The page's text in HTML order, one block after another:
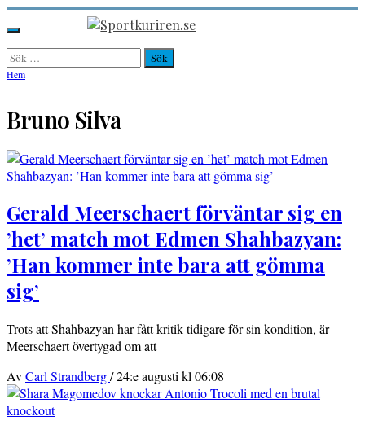
Hoppa
till
innehåll
Sportkuriren.se
Primär
meny
Sök
efter:
Hem
Bruno Silva
Gerald Meerschaert förväntar sig en
’het’ match mot Edmen Shahbazyan:
’Han kommer inte bara att gömma
sig’
Trots att Shahbazyan har fått kritik tidigare för sin kondition, är
Meerschaert övertygad om att
AvCarl Strandberg/24:e augusti kl 06:08